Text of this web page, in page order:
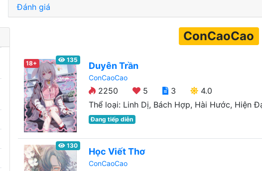
Đánh giá
ConCaoCao
18+ 135
Duyên Trần
ConCaoCao
2250 5 3
4.0
Thể loại: Linh Dị, Bách Hợp, Hài Hước, Hiện
Đang tiếp diễn
130
Học Viết Thơ
ConCaoCao